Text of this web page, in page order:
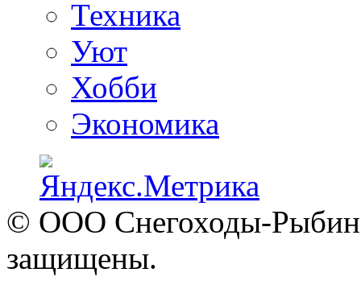
Техника
Уют
Хобби
Экономика
© ООО Снегоходы-
защищены.